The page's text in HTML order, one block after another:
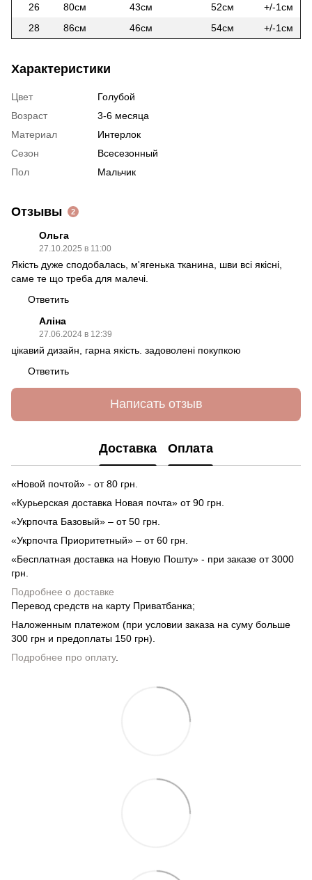
26
80см 43см 52см
+/-1см
28
86см 46см 54см +/-1см
Характеристики
Цвет
Голубой
Возраст
3-6 месяца
Материал
Интерлок
Сезон
Всесезонный
Пол
Мальчик
Отзывы 2
Ольга
27.10.2025 в 11:00
Якість дуже сподобалась, м'ягенька тканина, шви всі якісні,
саме те що треба для малечі.
Ответить
Аліна
27.06.2024 в 12:39
цікавий дизайн, гарна якість. задоволені покупкою
Ответить
Написать отзыв
Доставка Оплата
«Новой почтой» - от 80 грн.
«Курьерская доставка Новая почта» от 90 грн.
«Укрпочта Базовый» – от 50 грн.
«Укрпочта Приоритетный» – от 60 грн.
«Бесплатная доставка на Новую Пошту» - при заказе от 3000
грн.
Подробнее о доставке
Перевод средств на карту Приватбанка;
Наложенным платежом (при условии заказа на суму больше
300 грн и предоплаты 150 грн).
Подробнее про оплату.